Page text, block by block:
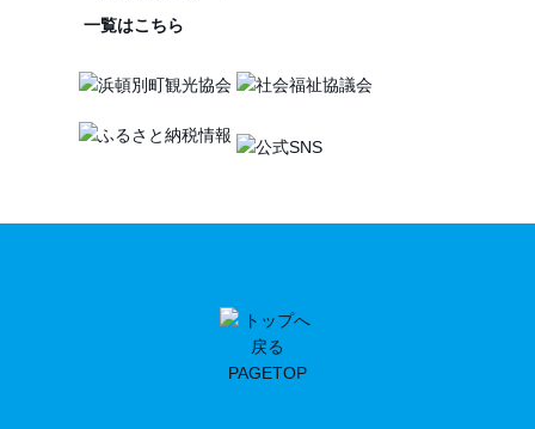
一覧はこちら
PAGETOP